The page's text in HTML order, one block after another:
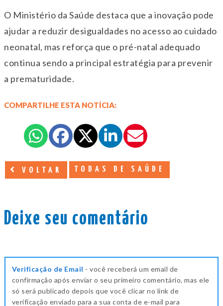
O Ministério da Saúde destaca que a inovação pode
ajudar a reduzir desigualdades no acesso ao cuidado
neonatal, mas reforça que o pré-natal adequado
continua sendo a principal estratégia para prevenir
a prematuridade.
COMPARTILHE ESTA NOTÍCIA:
VOLTAR TODAS DE SAÚDE
Deixe seu comentário
Verificação de Email - você receberá um email de
confirmação após enviar o seu primeiro comentário, mas ele
só será publicado depois que você clicar no link de
verificação enviado para a sua conta de e-mail para